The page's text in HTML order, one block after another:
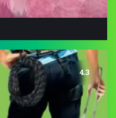
4.3